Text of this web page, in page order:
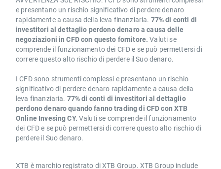
e presentano un rischio significativo di perdere denaro
rapidamente a causa della leva finanziaria. 77% di conti di
investitori al dettaglio perdono denaro a causa delle
negoziazioni in CFD con questo fornitore. Valuti se
comprende il funzionamento dei CFD e se può permettersi di
correre questo alto rischio di perdere il Suo denaro.
I CFD sono strumenti complessi e presentano un rischio
significativo di perdere denaro rapidamente a causa della
leva finanziaria. 77% di conti di investitori al dettaglio
perdono denaro quando fanno trading di CFD con XTB
Online Invesing CY. Valuti se comprende il funzionamento
dei CFD e se può permettersi di correre questo alto rischio di
perdere il Suo denaro.
XTB è marchio registrato di XTB Group. XTB Group include